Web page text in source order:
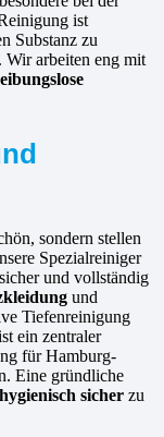
ist
Substanz zu
Wir arbeiten eng mit
sondern stellen
Spezialreiniger
und vollständig
und
Tiefenreinigung
ein zentraler
für Hamburg-
Eine gründliche
hygienisch sicher zu